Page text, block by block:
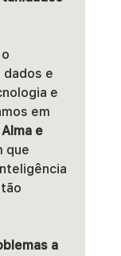
e
e
em
e
que
a